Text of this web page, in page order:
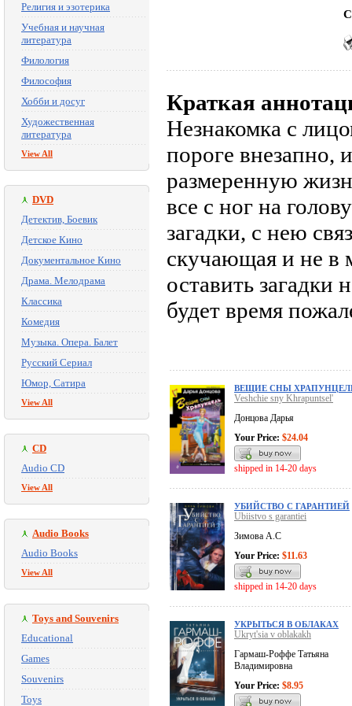
Религия и эзотерика
Учебная и научная
литература
Филология
Философия
Хобби и досуг
Художественная
литература
View All
DVD
Детектив, Боевик
Детское Кино
Документальное Кино
Драма. Мелодрама
Классика
Комедия
Музыка. Опера. Балет
Русский Сериал
Юмор, Сатира
View All
CD
Audio CD
View All
Audio Books
Audio Books
View All
Toys and Souvenirs
Educational
Games
Souvenirs
Toys
Краткая
Незнакомка с
пороге внезапно,
размеренную
все с ног на
загадки, с нею
скучающая и не в
оставить
будет время
ВЕЩИЕ СНЫ
Veshchie sny Khrapuntsel'
Донцова Дарья
Your Price: $24.04
shipped in 14-20 days
УБИЙСТВО С ГАРАНТИЕЙ
Ubiistvo s garantiei
Зимова А.С
Your Price: $11.63
shipped in 14-20 days
УКРЫТЬСЯ В ОБЛАКАХ
Ukryt'sia v oblakakh
Гармаш-Роффе Татьяна
Владимировна
Your Price: $8.95